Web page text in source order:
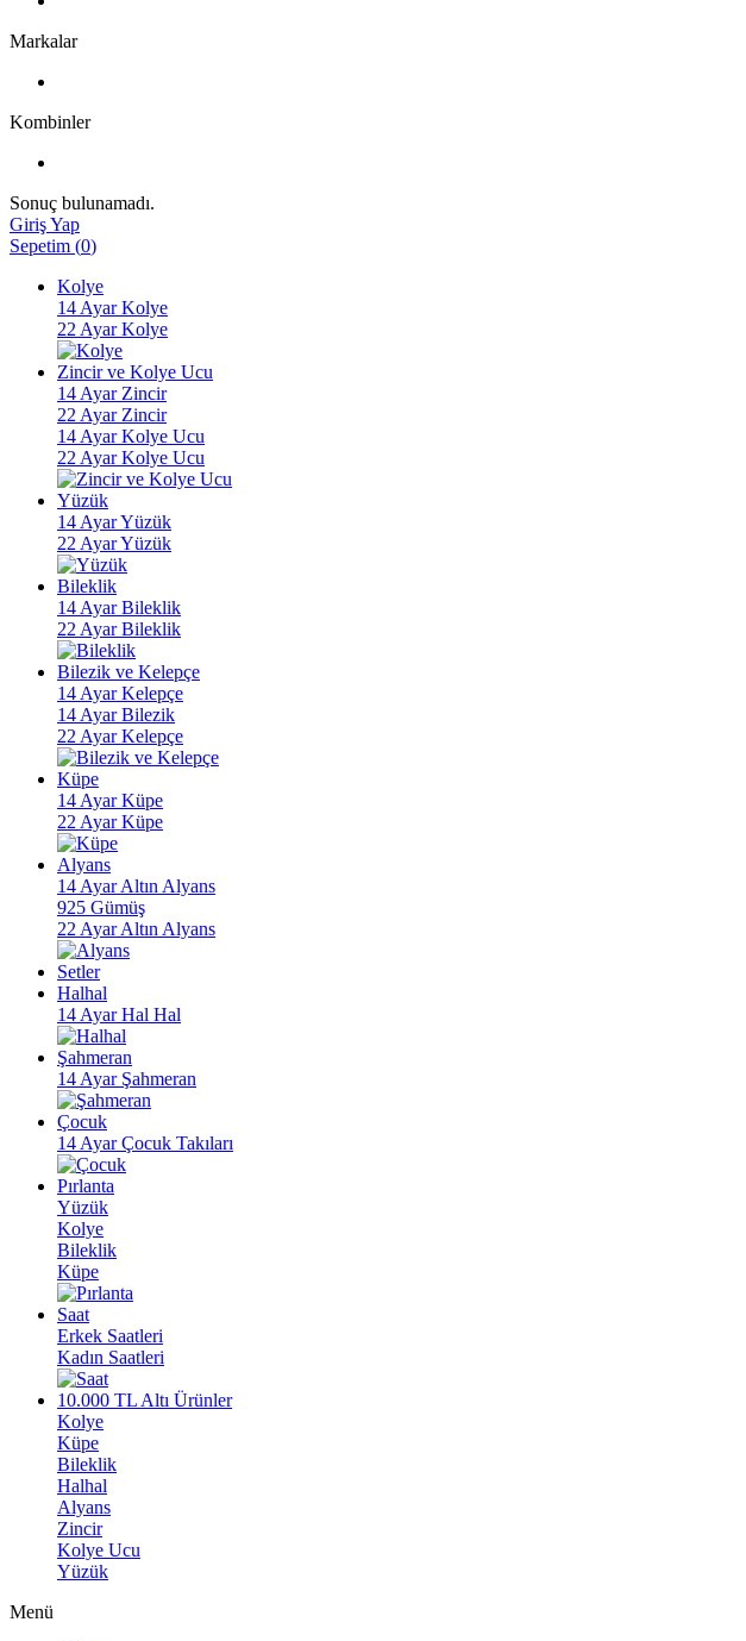
Markalar
Kombinler
Sonuç bulunamadı.
Giriş Yap
Sepetim (0)
Kolye
14 Ayar Kolye
22 Ayar Kolye
Zincir ve Kolye Ucu
14 Ayar Zincir
22 Ayar Zincir
14 Ayar Kolye Ucu
22 Ayar Kolye Ucu
Yüzük
14 Ayar Yüzük
22 Ayar Yüzük
Bileklik
14 Ayar Bileklik
22 Ayar Bileklik
Bilezik ve Kelepçe
14 Ayar Kelepçe
14 Ayar Bilezik
22 Ayar Kelepçe
Küpe
14 Ayar Küpe
22 Ayar Küpe
Alyans
14 Ayar Altın Alyans
925 Gümüş
22 Ayar Altın Alyans
Setler
Halhal
14 Ayar Hal Hal
Şahmeran
14 Ayar Şahmeran
Çocuk
14 Ayar Çocuk Takıları
Pırlanta
Yüzük
Kolye
Bileklik
Küpe
Saat
Erkek Saatleri
Kadın Saatleri
10.000 TL Altı Ürünler
Kolye
Küpe
Bileklik
Halhal
Alyans
Zincir
Kolye Ucu
Yüzük
Menü